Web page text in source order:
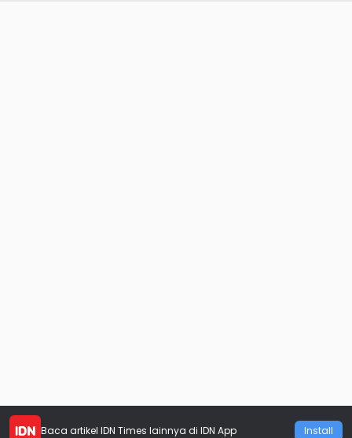
Baca artikel IDN Times lainnya di IDN App Install